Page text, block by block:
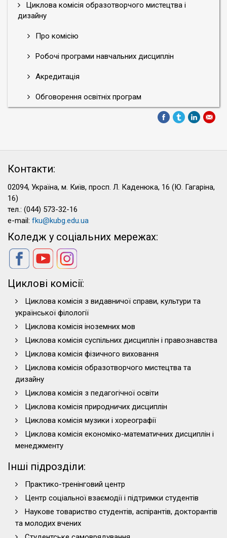
Циклова комісія образотворчого мистецтва і
дизайну
Про комісію
Робочі програми навчальних дисциплін
Акредитація
Обговорення освітніх програм
Контакти:
02094, Україна, м. Київ, просп. Л. Каденюка, 16 (Ю. Гагаріна,
16)
тел.: (044) 573-32-16
e-mail: fku@kubg.edu.ua
Коледж у соціальних мережах:
Циклові комісії:
Циклова комісія з видавничої справи, культури та
української філології
Циклова комісія іноземних мов
Циклова комісія суспільних дисциплін і правознавства
Циклова комісія фізичного виховання
Циклова комісія образотворчого мистецтва та
дизайну
Циклова комісія з педагогічної освіти
Циклова комісія природничих дисциплін
Циклова комісія музики і хореографії
Циклова комісія економіко-математичних дисциплін і
менеджменту
Інші підрозділи:
Практико-тренінговий центр
Центр соціальної взаємодії і підтримки студентів
Наукове товариство студентів, аспірантів, докторантів
та молодих вчених